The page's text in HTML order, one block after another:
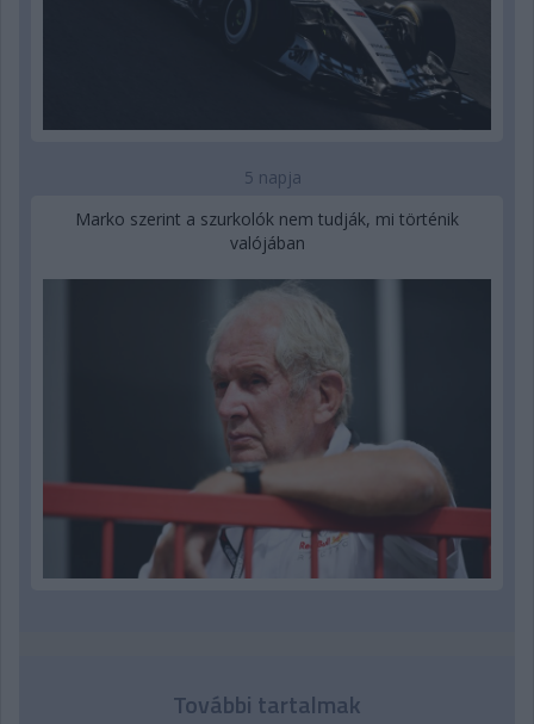
5 napja
Marko szerint a szurkolók nem tudják, mi történik
valójában
További tartalmak